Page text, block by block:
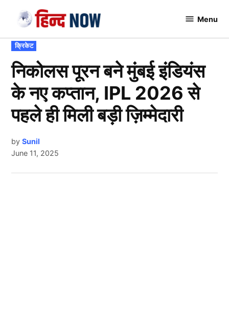
content
Menu
POSTED
IN
क्रिकेट
निकोलस पूरन बने मुंबई इंडियंस
के नए कप्तान, IPL 2026 से
पहले ही मिली बड़ी ज़िम्मेदारी
by Sunil
June 11, 2025